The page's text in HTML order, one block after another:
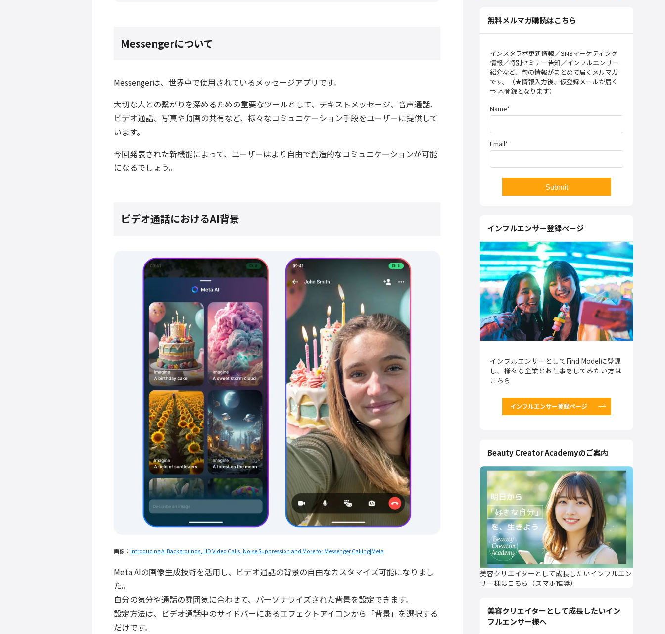
Messengerについて
Messengerは、世界中で使用されているメッセージアプリです。
大切な人との繋がりを深めるための重要なツールとして、テキストメッセージ、音声通話、
ビデオ通話、写真や動画の共有など、様々なコミュニケーション手段をユーザーに提供して
います。
今回発表された新機能によって、ユーザーはより自由で創造的なコミュニケーションが可能
になるでしょう。
ビデオ通話におけるAI背景
画像： Introducing AI Backgrounds, HD Video Calls, Noise Suppression and More for Messenger Calling|Meta
Meta AIの画像生成技術を活用し、ビデオ通話の背景の自由なカスタマイズ可能になりまし
た。
自分の気分や通話の雰囲気に合わせて、パーソナライズされた背景を設定できます。
設定方法は、ビデオ通話中のサイドバーにあるエフェクトアイコンから「背景」を選択する
だけです。
無料メルマガ購読はこちら
インスタラボ更新情報／SNSマーケティング
情報／特別セミナー告知／インフルエンサー
紹介など、旬の情報がまとめて届くメルマガ
です。（★情報入力後、仮登録メールが届く
⇒ 本登録となります）
Name*
Email*
インフルエンサー登録ページ
インフルエンサーとしてFind Modelに登録
し、様々な企業とお仕事をしてみたい方は
こちら
インフルエンサー登録ページ
Beauty Creator Academyのご案内
美容クリエイターとして成長したいインフルエン
サー様はこちら（スマホ推奨）
美容クリエイターとして成長したいイン
フルエンサー様へ